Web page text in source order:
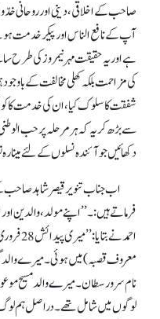
صاحب کے اخلاقی، دینی اور روحانی
آپ کے نافع الناس اور پیکر خدمت
ہے اور یہ حقیقت مہرنیمروز کی طرح
کی مزاحمت بلکہ کھلی مخالفت کے
شفقت کا سلو ک کیا، ان کی خدمت کا
سے بڑھ کر یہ کہ ہر مرحلہ پر حب
دکھائیں جو آئندہ نسلوں کے لئے
اب جناب تنویر قیصر شاہد صاحب
فرماتے ہیں:۔ ’’اپنے مولد، والدین
معروف قصبہ) میں ہوئی۔ میرے والد
نام سرور سطان۔ میرے والد مسیح
لوگوں میں شامل تھے۔ دراصل ہم لوگ